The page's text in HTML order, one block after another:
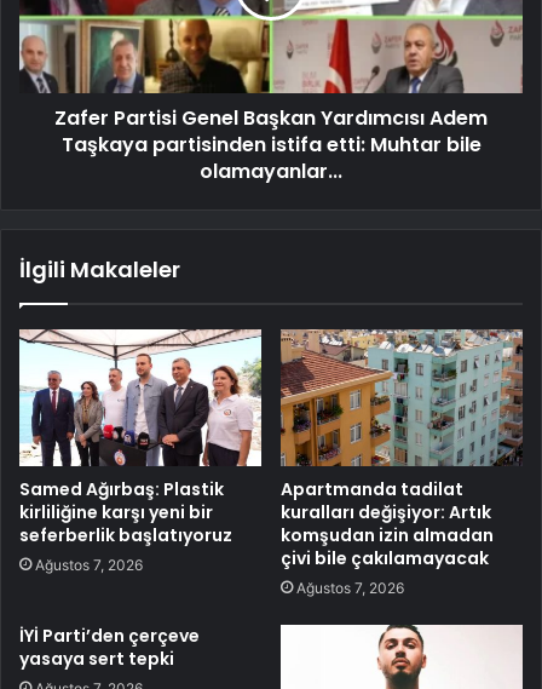
Zafer Partisi Genel Başkan Yardımcısı Adem
Taşkaya partisinden istifa etti: Muhtar bile
olamayanlar...
İlgili Makaleler
Samed Ağırbaş: Plastik
kirliliğine karşı yeni bir
seferberlik başlatıyoruz
Ağustos 7, 2026
Apartmanda tadilat
kuralları değişiyor: Artık
komşudan izin almadan
çivi bile çakılamayacak
Ağustos 7, 2026
İYİ Parti’den çerçeve
yasaya sert tepki